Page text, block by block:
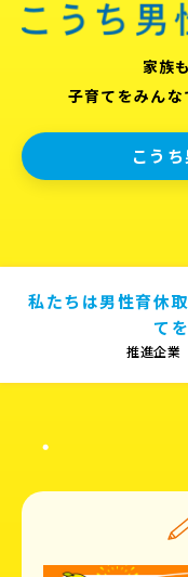
家族
子育てをみん
こう
私たちは男性育休
て
推進企業